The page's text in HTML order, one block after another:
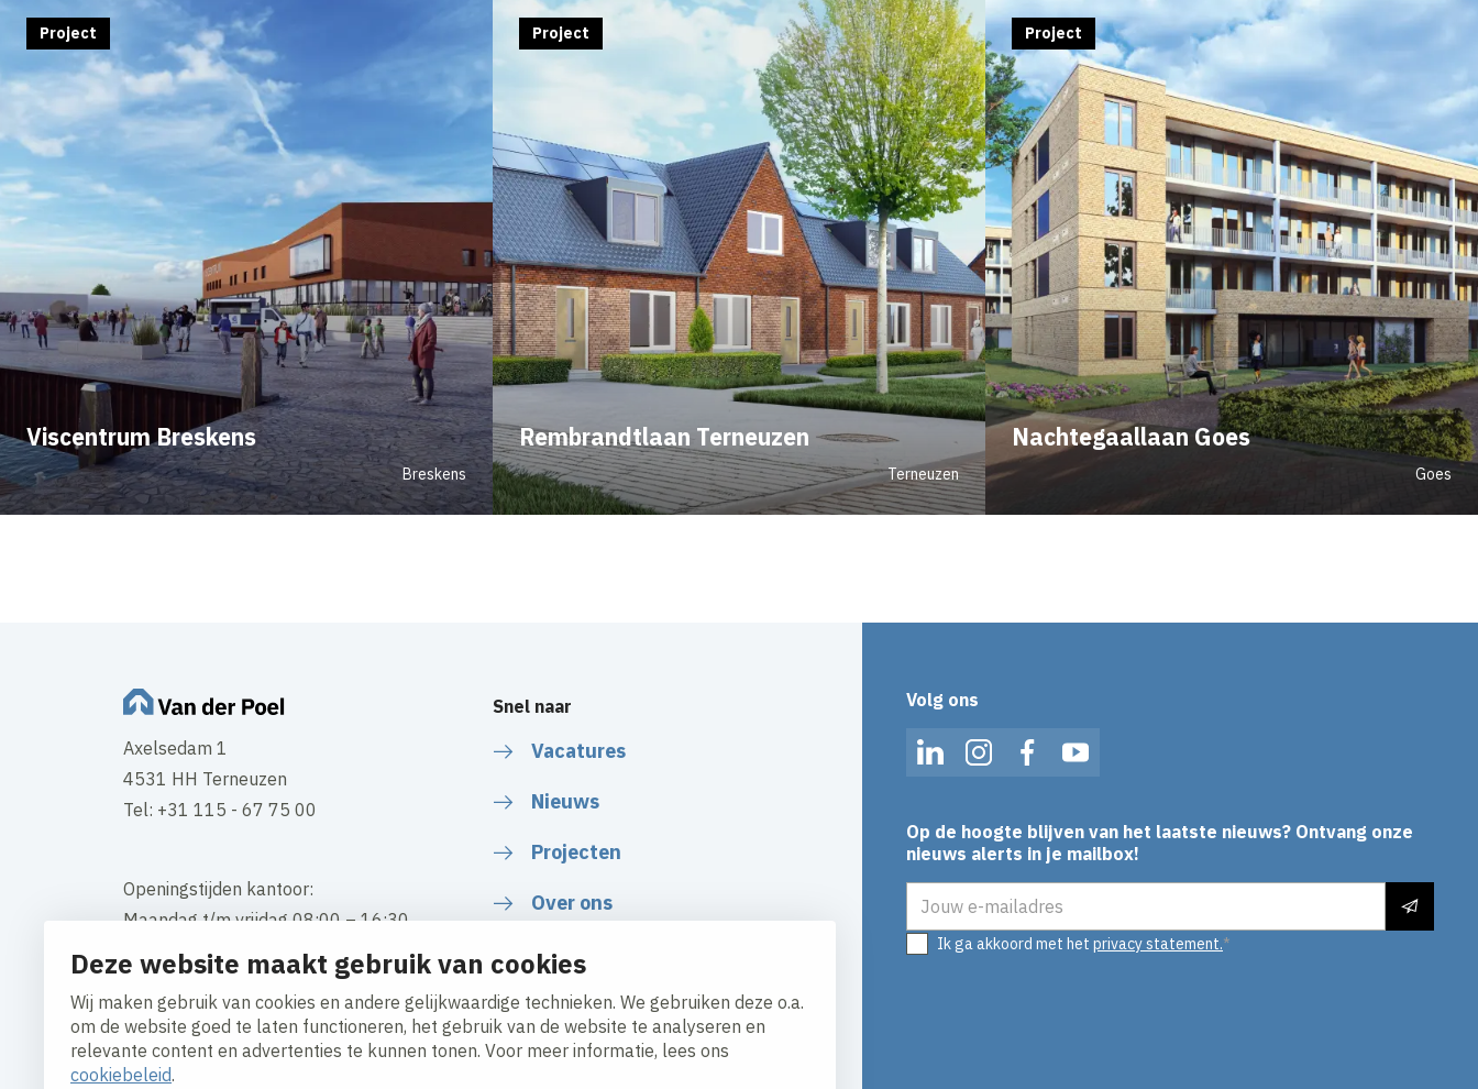
Deze website maakt gebruik van cookies
Wij maken gebruik van cookies en andere gelijkwaardige technieken. We gebruiken deze o.a.
om de website goed te laten functioneren, het gebruik van de website te analyseren en
relevante content en advertenties te kunnen tonen. Voor meer informatie, lees ons
cookiebeleid.
Viscentrum Breskens
Project
Breskens
Rembrandtlaan Terneuzen
Project
Terneuzen
Nachtegaallaan Goes
Project
Goes
Axelsedam 1
4531 HH Terneuzen
Tel: +31 115 - 67 75 00
Openingstijden kantoor:
Maandag t/m vrijdag 08:00 – 16:30
Contact
Snel naar
Vacatures
Nieuws
Projecten
Over ons
Volg ons
LinkedInInstagramFacebookYouTube
Op de hoogte blijven van het laatste nieuws? Ontvang onze
nieuws alerts in je mailbox!
Ik ga akkoord met het privacy statement.